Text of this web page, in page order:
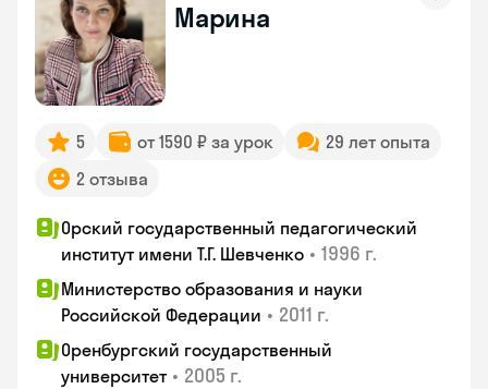
Марина
5 от 1590 ₽ за урок
29 лет опыта
2 отзыва
Орский государственный педагогический
институт имени Т.Г. Шевченко • 1996 г.
Министерство образования и науки
Российской Федерации • 2011 г.
Оренбургский государственный
университет • 2005 г.